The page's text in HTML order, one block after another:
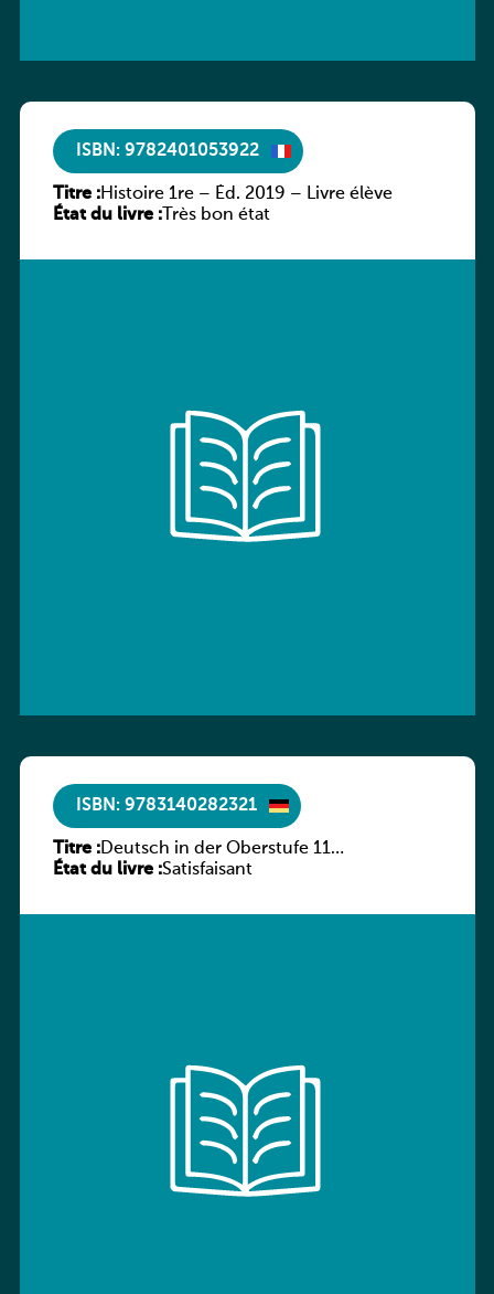
ISBN: 9782401053922
Titre :Histoire 1re – Éd. 2019 – Livre élève
État du livre :Très bon état
ISBN: 9783140282321
Titre :Deutsch in der Oberstufe 11
(Schülerbuch) Ausgabe Bayern
État du livre :Satisfaisant